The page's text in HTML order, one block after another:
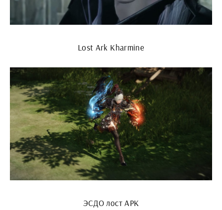
Lost Ark Kharmine
ЭСДО лост АРК